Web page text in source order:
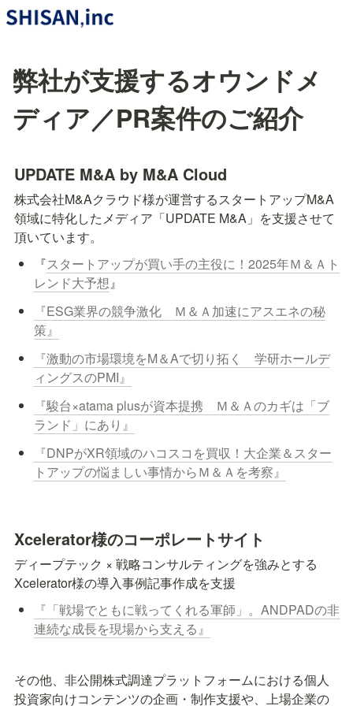
弊社が支援するオウンドメ
ディア／PR案件のご紹介
UPDATE M&A by M&A Cloud
株式会社M&Aクラウド様が運営するスタートアップM&A
領域に特化したメディア「UPDATE M&A」を支援させて
頂いています。
『スタートアップが買い手の主役に！2025年Ｍ＆Ａト
レンド大予想』
『ESG業界の競争激化　Ｍ＆Ａ加速にアスエネの秘
策』
『激動の市場環境をM＆Aで切り拓く　学研ホールデ
ィングスのPMI』
『駿台×atama plusが資本提携　Ｍ＆Ａのカギは「ブ
ランド」にあり』
『DNPがXR領域のハコスコを買収！大企業＆スター
トアップの悩ましい事情からＭ＆Ａを考察』
Xcelerator様のコーポレートサイト
ディープテック × 戦略コンサルティングを強みとする
Xcelerator様の導入事例記事作成を支援
『「戦場でともに戦ってくれる軍師」。ANDPADの非
連続な成長を現場から支える』
その他、非公開株式調達プラットフォームにおける個人
投資家向けコンテンツの企画・制作支援や、上場企業の